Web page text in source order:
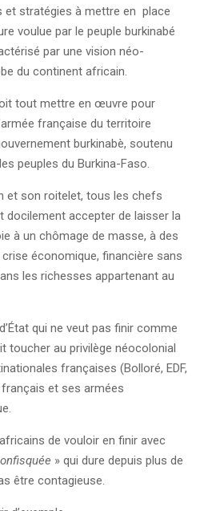
et stratégies à mettre en place
voulue par le peuple burkinabé
par une vision néo-
du continent africain.
tout mettre en œuvre pour
française du territoire
burkinabè, soutenu
peuples du Burkina-Faso.
et son roitelet, tous les chefs
docilement accepter de laisser la
à un chômage de masse, à des
économique, financière sans
les richesses appartenant au
qui ne veut pas finir comme
toucher au privilège néocolonial
françaises (Bolloré, EDF,
français et ses armées
de vouloir en finir avec
» qui dure depuis plus de
être contagieuse.